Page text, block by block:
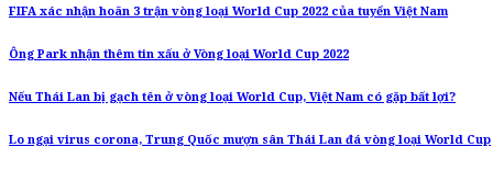
FIFA xác nhận hoãn 3 trận vòng loại World Cup 2022 của tuyển Việt Nam
Ông Park nhận thêm tin xấu ở Vòng loại World Cup 2022
Nếu Thái Lan bị gạch tên ở vòng loại World Cup, Việt Nam có gặp bất lợi?
Lo ngại virus corona, Trung Quốc mượn sân Thái Lan đá vòng loại World Cup